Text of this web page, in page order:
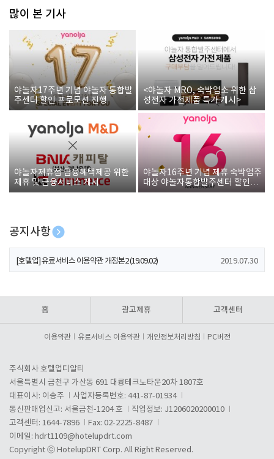
많이 본 기사
야놀자17주년 기념 야놀자 통합발
주센터 할인 프로모션 진행
<야놀자 MRO, 숙박업소 위한 삼
성전자 가전제품 특가 개시>
야놀자제휴점 금융혜택제공 위한
제휴 및 금융서비스 게시
야놀자16주년 기념 제휴 숙박업주
대상 야놀자통합발주센터 할인쿠
폰 증정
공지사항
[호텔업] 개인정보 처리방침 개정본1 (19.09.02)
[호텔업] 유료서비스 이용약관 개정본2 (19.09.02) 2019.07.30
홈 광고제휴 고객센터
이용약관 유료서비스 이용약관 개인정보처리방침 PC버전
주식회사 호텔업디알티
서울특별시 금천구 가산동 691 대륭테크노타운20차 1807호
대표이사: 이송주
사업자등록번호: 441-87-01934
통신판매업신고: 서울금천-1204 호
직업정보: J1206020200010
고객센터: 1644-7896
Fax: 02-2225-8487
이메일: hdrt1109@hotelupdrt.com
Copyright ⓒ HotelupDRT Corp. All Right Reserved.